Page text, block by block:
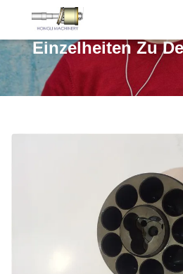
Einzelheiten Zu